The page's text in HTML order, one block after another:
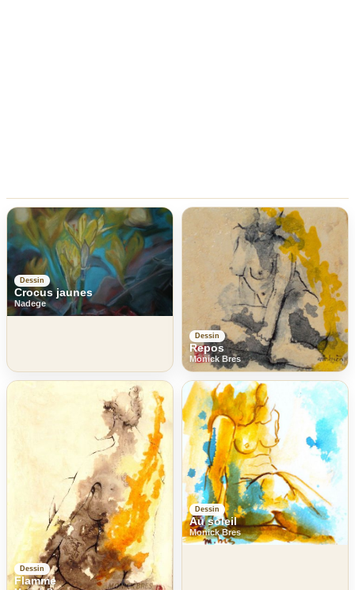
Dessin
Crocus jaunes
Nadege
Dessin
Repos
Monick Bres
Dessin
Flamme
Dessin
Au soleil
Monick Bres